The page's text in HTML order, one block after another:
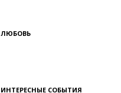
ЛЮБОВЬ
ИНТЕРЕСНЫЕ СОБЫТИЯ